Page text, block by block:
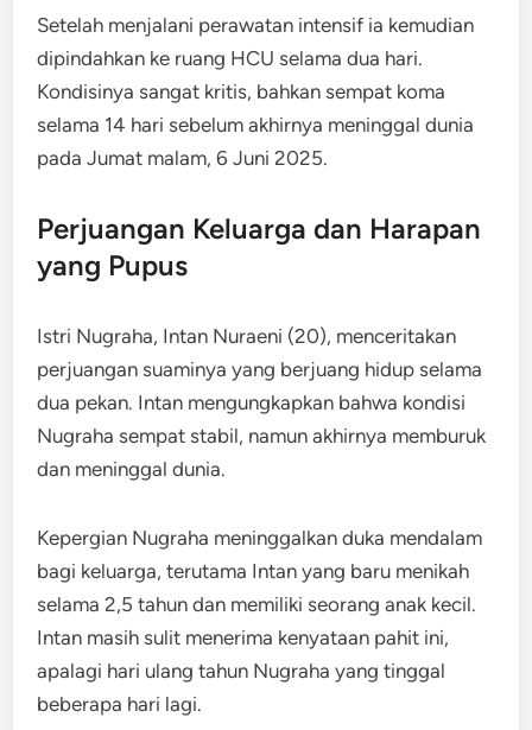
Setelah menjalani perawatan intensif ia kemudian
dipindahkan ke ruang HCU selama dua hari.
Kondisinya sangat kritis, bahkan sempat koma
selama 14 hari sebelum akhirnya meninggal dunia
pada Jumat malam, 6 Juni 2025.
Perjuangan Keluarga dan Harapan
yang Pupus
Istri Nugraha, Intan Nuraeni (20), menceritakan
perjuangan suaminya yang berjuang hidup selama
dua pekan. Intan mengungkapkan bahwa kondisi
Nugraha sempat stabil, namun akhirnya memburuk
dan meninggal dunia.
Kepergian Nugraha meninggalkan duka mendalam
bagi keluarga, terutama Intan yang baru menikah
selama 2,5 tahun dan memiliki seorang anak kecil.
Intan masih sulit menerima kenyataan pahit ini,
apalagi hari ulang tahun Nugraha yang tinggal
beberapa hari lagi.